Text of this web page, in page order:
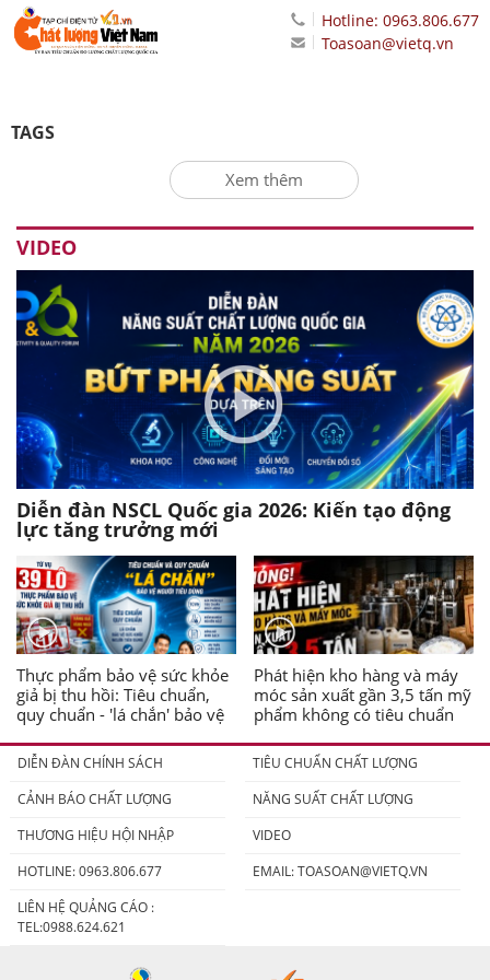
Hotline: 0963.806.677
Toasoan@vietq.vn
TAGS
Xem thêm
VIDEO
Diễn đàn NSCL Quốc gia 2026: Kiến tạo động
lực tăng trưởng mới
Thực phẩm bảo vệ sức khỏe
giả bị thu hồi: Tiêu chuẩn,
quy chuẩn - 'lá chắn' bảo vệ
Phát hiện kho hàng và máy
móc sản xuất gần 3,5 tấn mỹ
phẩm không có tiêu chuẩn
DIỄN ĐÀN CHÍNH SÁCH
TIÊU CHUẨN CHẤT LƯỢNG
CẢNH BÁO CHẤT LƯỢNG
NĂNG SUẤT CHẤT LƯỢNG
THƯƠNG HIỆU HỘI NHẬP
VIDEO
HOTLINE: 0963.806.677
EMAIL:TOASOAN@VIETQ.VN
LIÊN HỆ QUẢNG CÁO :
TEL:0988.624.621